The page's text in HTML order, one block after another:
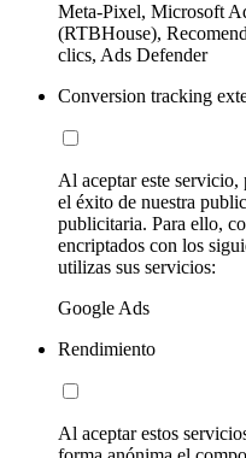
Meta-Pixel, Microsoft
(RTBHouse),
clics, Ads Defender
Conversion tracking
Al aceptar este
el éxito de nuestra
publicitaria. Para ello,
encriptados con los
utilizas sus servicios:
Google Ads
Rendimiento
Al aceptar estos